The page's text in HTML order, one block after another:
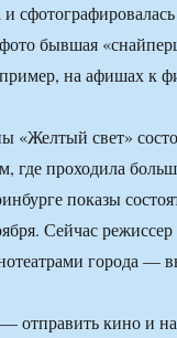
бывшая
на афишах к
«Желтый свет»
где проходила
показы
Сейчас режиссер
города —
отправить кино и на